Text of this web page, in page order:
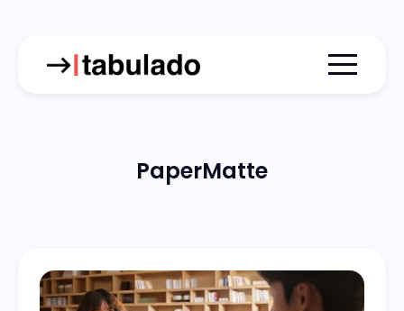
Menu
PaperMatte